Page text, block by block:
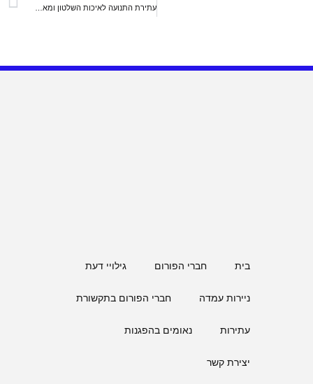
בית חברי הפורום גילויי דעת
ניירות עמדה חברי הפורום בתקשורת
עתירות נאומים בהפגנות
יצירת קשר